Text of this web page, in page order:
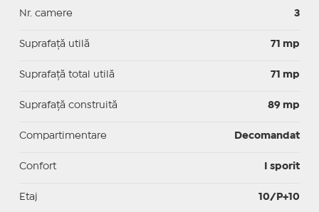
Nr. camere 3
Suprafaţă utilă 71 mp
Suprafaţă total utilă 71 mp
Suprafaţă construită 89 mp
Compartimentare Decomandat
Confort I sporit
Etaj 10/P+10